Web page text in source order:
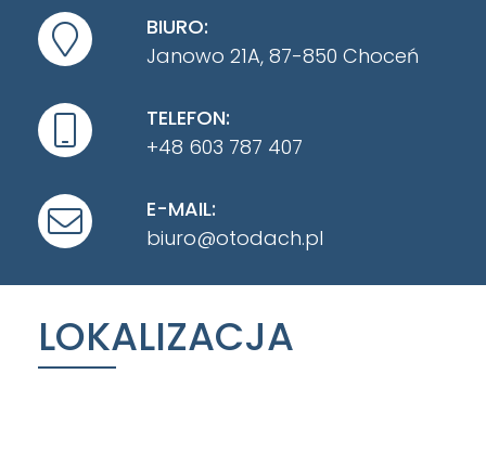
BIURO:
Janowo 21A, 87-850 Choceń
TELEFON:
+48 603 787 407
E-MAIL:
biuro@otodach.pl
LOKALIZACJA